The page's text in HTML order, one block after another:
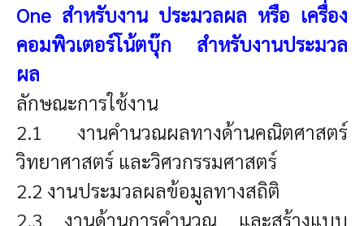
One สำหรับงาน ประมวลผล หรือ เครื่อง
คอมพิวเตอร์โน้ตบุ๊ก สำหรับงานประมวล
ผล
ลักษณะการใช้งาน
2.1 งานคำนวณผลทางด้านคณิตศาสตร์
วิทยาศาสตร์ และวิศวกรรมศาสตร์
2.2 งานประมวลผลข้อมูลทางสถิติ
2.3 งานด้านการคำนวณ และสร้างแบบ